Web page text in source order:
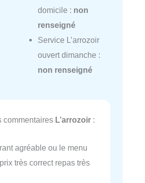
domicile : non
renseigné
Service L’arrozoir
ouvert dimanche :
non renseigné
commentaires L’arrozoir :
agréable ou le menu
très correct repas très